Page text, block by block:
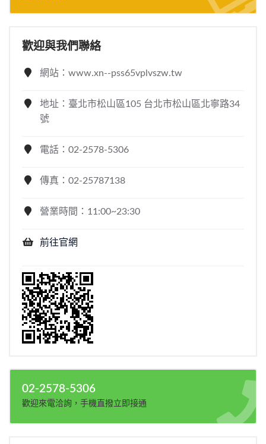
歡迎與我們聯絡
網站：www.xn--pss65vplvszw.tw
地址：臺北市松山區105 台北市松山區北寧路34
號
電話：02-2578-5306
傳真：02-25787138
營業時間：11:00~23:30
前往官網
02-2578-5306
歡迎來電洽詢，手機直撥立即接通